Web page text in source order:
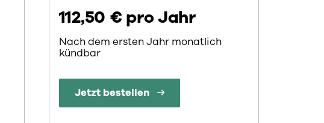
112,50 € pro Jahr
Nach dem ersten Jahr monatlich
kündbar
Jetzt bestellen